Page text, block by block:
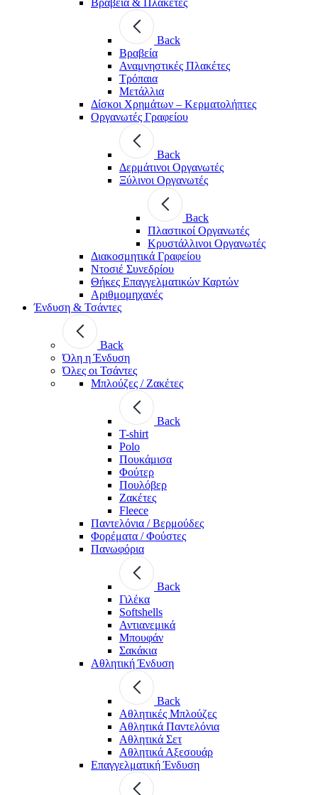
Back
Βραβεία
Αναμνηστικές Πλακέτες
Τρόπαια
Μετάλλια
Δίσκοι Χρημάτων – Κερματολήπτες
Οργανωτές Γραφείου
Back
Δερμάτινοι Οργανωτές
Ξύλινοι Οργανωτές
Back
Πλαστικοί Οργανωτές
Κρυστάλλινοι Οργανωτές
Διακοσμητικά Γραφείου
Ντοσιέ Συνεδρίου
Θήκες Επαγγελματικών Καρτών
Αριθμομηχανές
Ένδυση & Τσάντες
Back
Όλη η Ένδυση
Όλες οι Τσάντες
Μπλούζες / Ζακέτες
Back
T-shirt
Polo
Πουκάμισα
Φούτερ
Πουλόβερ
Ζακέτες
Fleece
Παντελόνια / Βερμούδες
Φορέματα / Φούστες
Πανωφόρια
Back
Γιλέκα
Softshells
Αντιανεμικά
Μπουφάν
Σακάκια
Αθλητική Ένδυση
Back
Aθλητικές Μπλούζες
Αθλητικά Παντελόνια
Αθλητικά Σετ
Αθλητικά Αξεσουάρ
Επαγγελματική Ένδυση